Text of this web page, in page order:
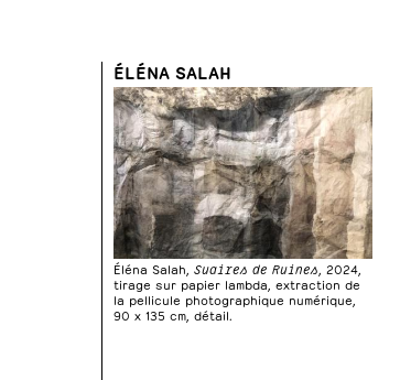
ÉLÉNA SALAH
Éléna Salah,Suaires de Ruines, 2024,
tirage sur papier lambda, extraction de
la pellicule photographique numérique,
90 x 135 cm, détail.